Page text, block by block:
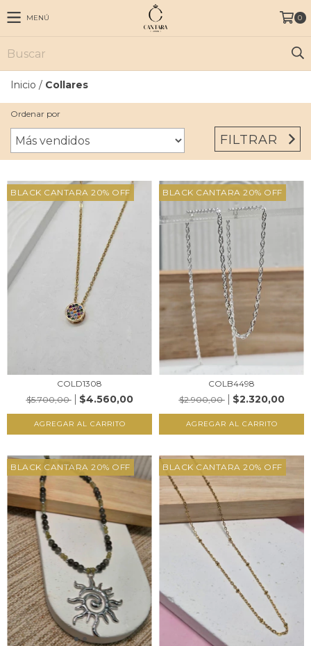
MENÚ 0
Inicio / Collares
Ordenar por
FILTRAR
BLACK CANTARA 20% OFF
COLD1308
$5.700,00
$4.560,00
AGREGAR AL CARRITO
BLACK CANTARA 20% OFF
COLB4498
$2.900,00
$2.320,00
AGREGAR AL CARRITO
BLACK CANTARA 20% OFF BLACK CANTARA 20% OFF